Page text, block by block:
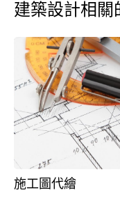
建築設計相關
施工圖代繪